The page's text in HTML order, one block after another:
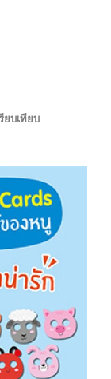
ยบเทียบ